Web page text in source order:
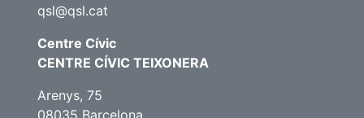
qsl@qsl.cat
Centre Cívic
CENTRE CÍVIC TEIXONERA
Arenys, 75
08035 Barcelona